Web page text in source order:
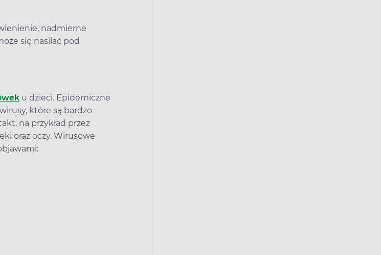
nadmierne
się nasilać pod
u dzieci. Epidemiczne
które są bardzo
na przykład przez
oraz oczy. Wirusowe